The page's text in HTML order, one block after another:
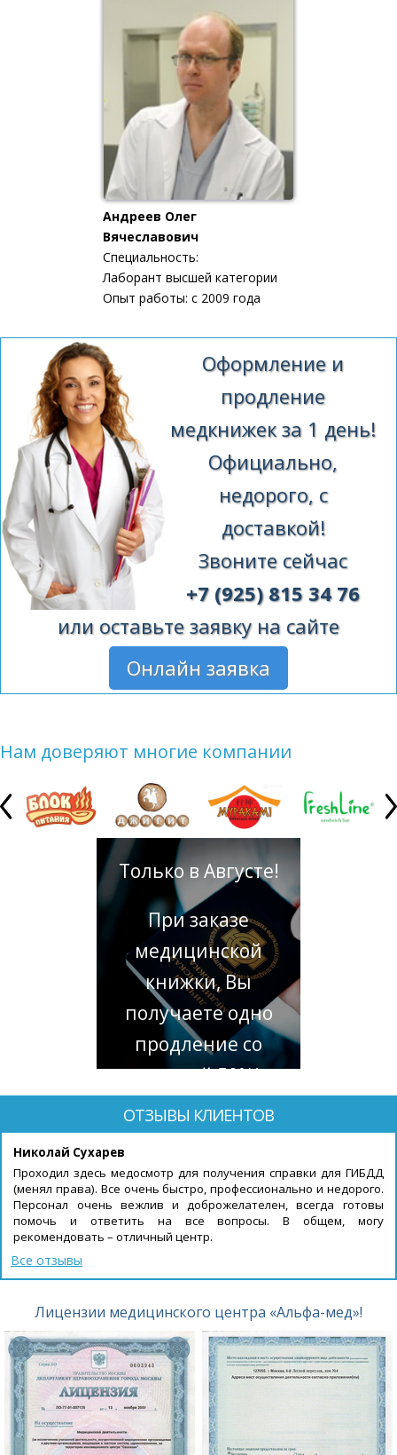
Андреев Олег
Вячеславович
Специальность:
Лаборант высшей категории
Опыт работы: с 2009 года
Оформление и
продление
медкнижек за 1 день!
Официально,
недорого, с
доставкой!
Звоните сейчас
+7 (925) 815 34 76
или оставьте заявку на сайте
Онлайн заявка
Нам доверяют многие компании
Только в Августе!
При заказе
медицинской
книжки, Вы
получаете одно
продление со
скидкой 50%!
ОТЗЫВЫ КЛИЕНТОВ
Николай Сухарев
Проходил здесь медосмотр для получения справки для ГИБДД
(менял права). Все очень быстро, профессионально и недорого.
Персонал очень вежлив и доброжелателен, всегда готовы
помочь и ответить на все вопросы. В общем, могу
рекомендовать – отличный центр.
Все отзывы
Лицензии медицинского центра «Альфа-мед»!